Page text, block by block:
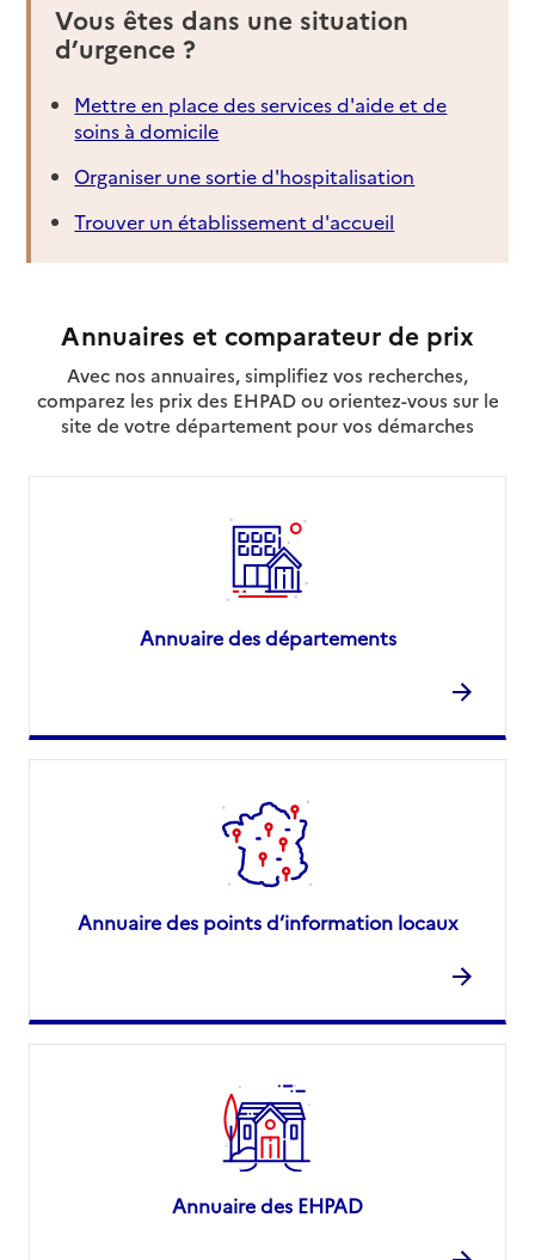
Vous êtes dans une situation
d’urgence ?
Mettre en place des services d'aide et de
soins à domicile
Organiser une sortie d'hospitalisation
Trouver un établissement d'accueil
Annuaires et comparateur de prix
Avec nos annuaires, simplifiez vos recherches,
comparez les prix des EHPAD ou orientez-vous sur le
site de votre département pour vos démarches
Annuaire des départements
Annuaire des points d’information locaux
Annuaire des EHPAD